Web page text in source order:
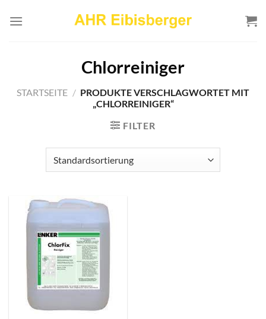
Inhalt
Chlorreiniger
STARTSEITE / PRODUKTE VERSCHLAGWORTET MIT
„CHLORREINIGER“
FILTER